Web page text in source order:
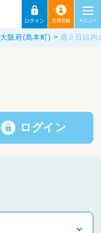
大阪府(島本町) 週２日以内
ログイン